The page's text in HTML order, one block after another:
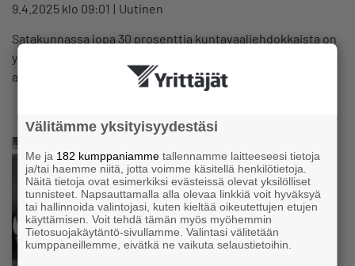
9.4.2025 klo 09:01
Uutinen
Satakunnassa jopa 30 prosenttia kuntavaaliehdokkaista on
yrittäjiä, ja aluevaaleissakin 23 prosenttia. Nyt on siis hyvä
aika äänestää yrittäjää – toisinajattelijaa.…
Välitämme yksityisyydestäsi
Me ja 182 kumppaniamme tallennamme laitteeseesi tietoja
ja/tai haemme niitä, jotta voimme käsitellä henkilötietoja.
Näitä tietoja ovat esimerkiksi evästeissä olevat yksilölliset
tunnisteet. Napsauttamalla alla olevaa linkkiä voit hyväksyä
tai hallinnoida valintojasi, kuten kieltää oikeutettujen etujen
käyttämisen. Voit tehdä tämän myös myöhemmin
Tietosuojakäytäntö-sivullamme. Valintasi välitetään
kumppaneillemme, eivätkä ne vaikuta selaustietoihin.